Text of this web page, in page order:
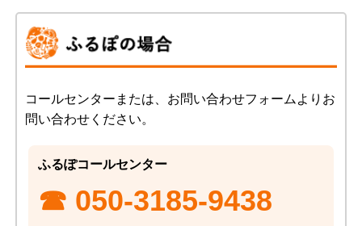
コールセンターまたは、お問い合わせフォームよりお
問い合わせください。
ふるぽコールセンター
☎ 050-3185-9438